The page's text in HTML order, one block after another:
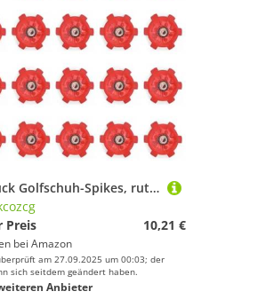
20 Stück Golfschuh-Spikes, rutschfeste Golfstift-Ersatznieten, schnelle Drehschraube, rutschfester Golfstift, schnelle Drehschraube
Preis
10,21 €
bei Amazon
am 27.09.2025 um 00:03; der
sich seitdem geändert haben.
Anbieter